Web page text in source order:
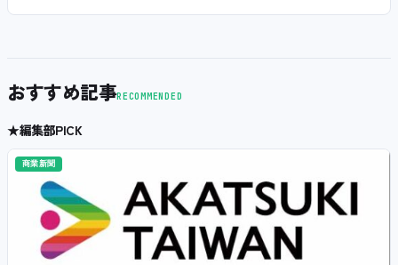
おすすめ記事RECOMMENDED
★編集部PICK
商業新聞